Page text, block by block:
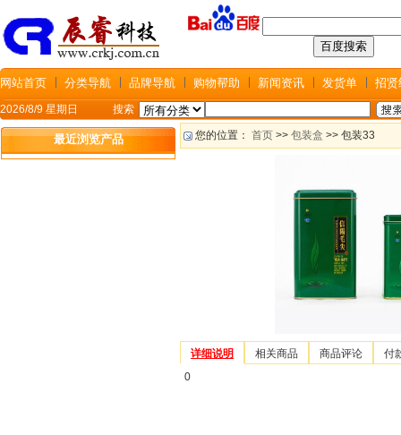
网站首页 分类导航 品牌导航 购物帮助 新闻资讯 发货单 招贤
2026/8/9 星期日 搜索
最近浏览产品 您的位置： 首页 >> 包装盒 >> 包装33
详细说明 相关商品 商品评论
付
0